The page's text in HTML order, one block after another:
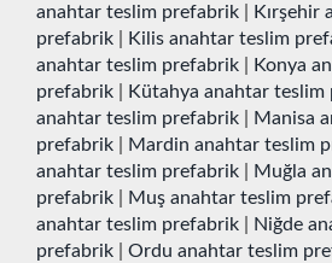
anahtar teslim prefabrik
Kırşehir
prefabrik
Kilis anahtar teslim
anahtar teslim prefabrik
Konya
prefabrik
Kütahya anahtar teslim
anahtar teslim prefabrik
Manisa
prefabrik
Mardin anahtar teslim
anahtar teslim prefabrik
Muğla
prefabrik
Muş anahtar teslim
anahtar teslim prefabrik
Niğde
prefabrik
Ordu anahtar teslim